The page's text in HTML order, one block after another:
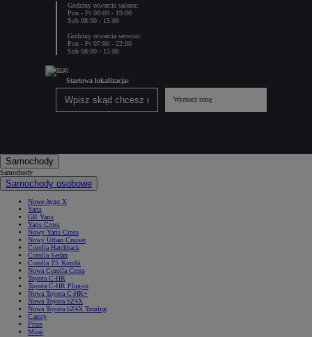
Godziny otwarcia salonu:
Pon - Pt 08:00 - 19:00
Sob 08:00 - 15:00
Godziny otwarcia serwisu:
Pon - Pt 07:00 - 22:00
Sob 08:00 - 15:00
Startowa lokalizacja:
Wyznacz trasę
Samochody
Samochody
Samochody osobowe
Nowe Aygo X
Yaris
GR Yaris
Yaris Cross
Nowy Yaris Cross
Nowy Urban Cruiser
Corolla Hatchback
Corolla Sedan
Corolla TS Kombi
Nowa Corolla Cross
Toyota C-HR
Toyota C-HR Plug-in
Nowa Toyota C-HR+
Nowa Toyota bZ4X
Nowa Toyota bZ4X Touring
Camry
Prius
Mirai